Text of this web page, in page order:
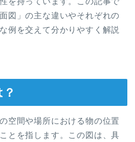
図」の主な違いやそれぞれの
例を交えて分かりやすく解説
空間や場所における物の位置
とを指します。この図は、具